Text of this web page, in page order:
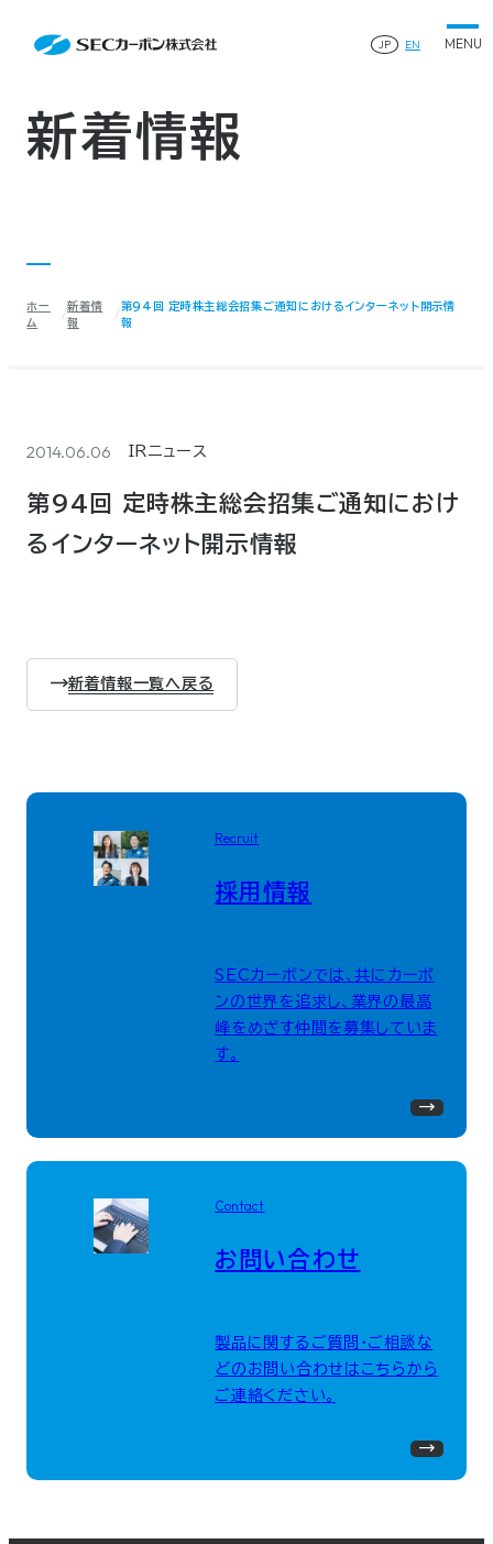
会社案内TOP
企業沿革
製品情報
ファインパウダー
アルミニウム製錬用カソードブロック SK-B
人造黒鉛電極
ものづくりの流れ(生産工程)
品質管理
工場について
IR情報
IR情報TOP
中長期経営計画
IRカレンダー
資料ダウンロード
サイトマッププライバシーポリシー
JP EN
News
新着情報
ホー
ム
新着情
報
第94回 定時株主総会招集ご通知におけるインターネット開示情
報
新着情報一覧へ戻る
2014.06.06 IRニュース
第94回 定時株主総会招集ご通知におけ
るインターネット開示情報
Recruit
採用情報
SECカーボンでは、共にカーボ
ンの世界を追求し、業界の最高
峰をめざす仲間を募集していま
す。
Contact
お問い合わせ
製品に関するご質問・ご相談な
どのお問い合わせはこちらから
ご連絡ください。